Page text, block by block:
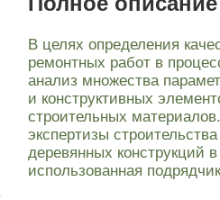
В целях определения
ремонтных работ в
анализ множества
и конструктивных
строительных
экспертизы
деревянных конструкций
использованная